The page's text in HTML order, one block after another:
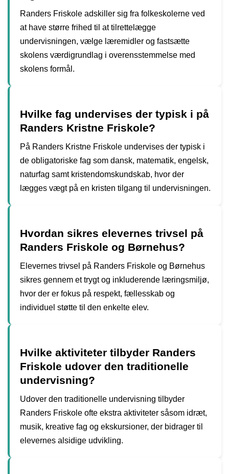
Randers Friskole adskiller sig fra folkeskolerne ved
at have større frihed til at tilrettelægge
undervisningen, vælge læremidler og fastsætte
skolens værdigrundlag i overensstemmelse med
skolens formål.
Hvilke fag undervises der typisk i på
Randers Kristne Friskole?
På Randers Kristne Friskole undervises der typisk i
de obligatoriske fag som dansk, matematik, engelsk,
naturfag samt kristendomskundskab, hvor der
lægges vægt på en kristen tilgang til undervisningen.
Hvordan sikres elevernes trivsel på
Randers Friskole og Børnehus?
Elevernes trivsel på Randers Friskole og Børnehus
sikres gennem et trygt og inkluderende læringsmiljø,
hvor der er fokus på respekt, fællesskab og
individuel støtte til den enkelte elev.
Hvilke aktiviteter tilbyder Randers
Friskole udover den traditionelle
undervisning?
Udover den traditionelle undervisning tilbyder
Randers Friskole ofte ekstra aktiviteter såsom idræt,
musik, kreative fag og ekskursioner, der bidrager til
elevernes alsidige udvikling.